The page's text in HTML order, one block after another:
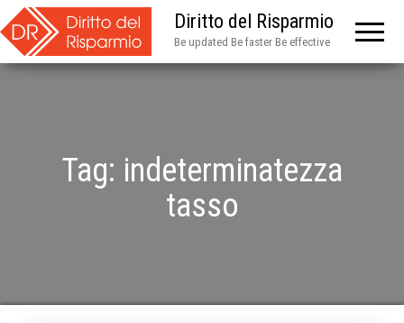
Diritto del Risparmio
Be updated Be faster Be effective
Tag: indeterminatezza
tasso